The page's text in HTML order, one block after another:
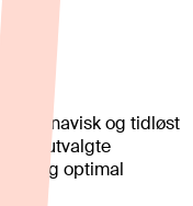
og tidløst
utvalgte
og optimal